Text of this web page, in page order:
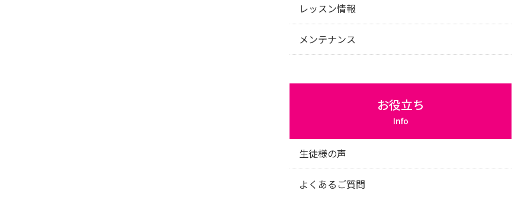
レッスン情報
メンテナンス
お役立ち
Info
生徒様の声
よくあるご質問